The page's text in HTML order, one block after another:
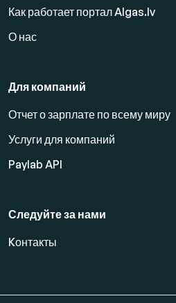
Как работает портал Algas.lv
О нас
Для компаний
Отчет о зарплате по всему миру
Услуги для компаний
Paylab API
Следуйте за нами
Kонтакты